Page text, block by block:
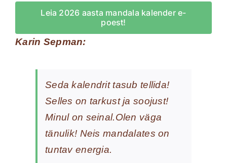
Leia 2026 aasta mandala kalender e-
poest!
Karin Sepman:
Seda kalendrit tasub tellida!
Selles on tarkust ja soojust!
Minul on seinal.Olen väga
tänulik! Neis mandalates on
tuntav energia.